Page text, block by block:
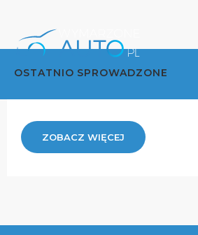
OSTATNIO SPROWADZONE
ZOBACZ WIĘCEJ